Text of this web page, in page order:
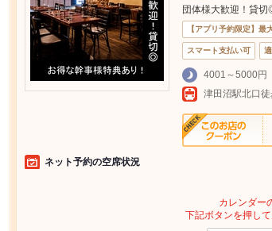
団体様大歓迎！貸
【アプリ予約限定】
スマート支払い可
4001～5000円
津田沼駅北口
ネット予約の空席状況
カレンダー
下記ボタンを押し